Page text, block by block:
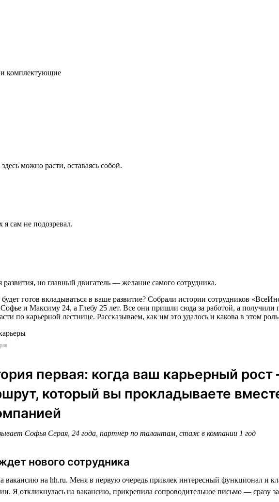
комплектующие
можно расти, оставаясь собой.
я сам не подозревал.
но главный двигатель — желание самого сотрудника.
будет готов вкладываться в ваше развитие? Собрали истории сотрудников
и Максиму 24, а Глебу 25 лет. Все они пришли сюда за работой, а получили
по карьерной лестнице. Рассказываем, как им это удалось и какова в этом
первая: когда ваш карьерный рост
который вы прокладываете
Софья Серая, 24 года, партнер по талантам, стаж в компании 1 год
нового сотрудника
вакансию на hh.ru. Меня в первую очередь привлек интересный функционал и
Я откликнулась на вакансию, прикрепила сопроводительное письмо — сразу